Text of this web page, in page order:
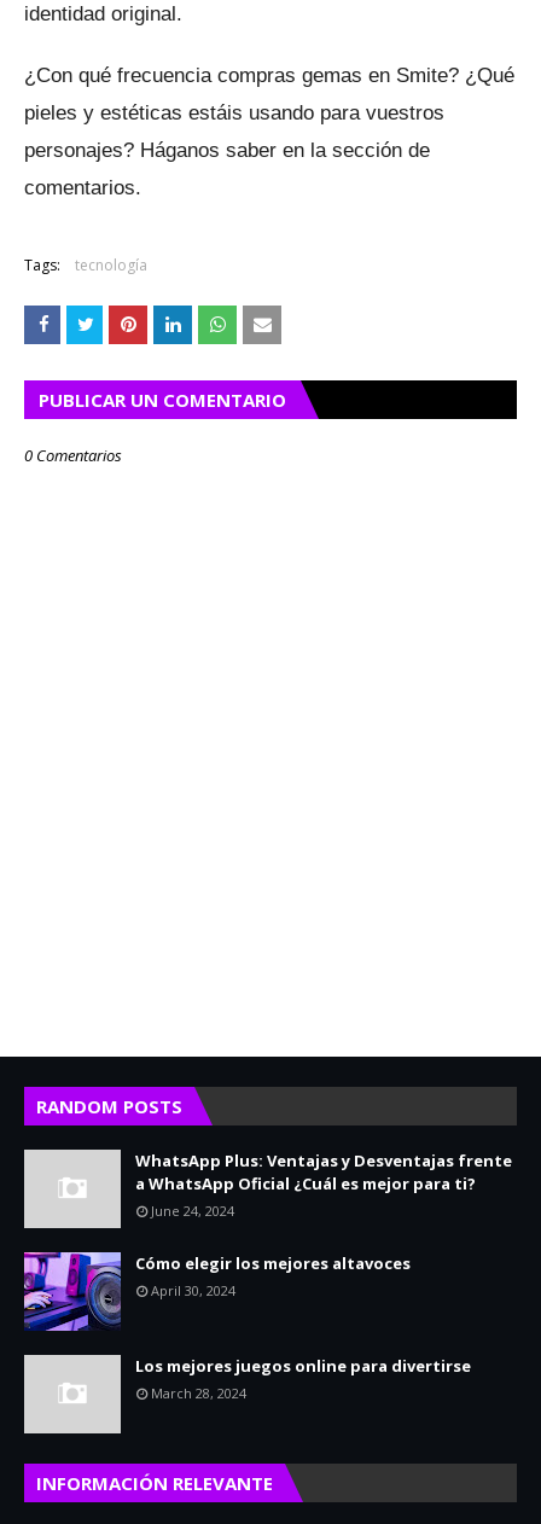
identidad original.
¿Con qué frecuencia compras gemas en Smite? ¿Qué
pieles y estéticas estáis usando para vuestros
personajes? Háganos saber en la sección de
comentarios.
Tags: tecnología
PUBLICAR UN COMENTARIO
0 Comentarios
RANDOM POSTS
WhatsApp Plus: Ventajas y Desventajas frente
a WhatsApp Oficial ¿Cuál es mejor para ti?
June 24, 2024
Cómo elegir los mejores altavoces
April 30, 2024
Los mejores juegos online para divertirse
March 28, 2024
INFORMACIÓN RELEVANTE